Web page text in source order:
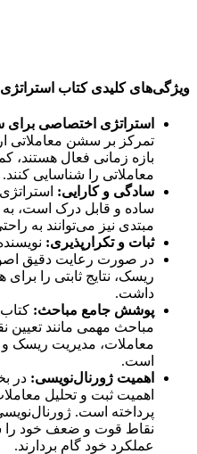
ویژگی‌های کلیدی کتاب
استراتژی اختصاصی برای
تمرکز بر سشن معاملاتی
بازه زمانی فعال هستند،
معاملاتی را شناسایی کنند.
سادگی و کارایی:
ساده و قابل درک است،
مبتدی نیز می‌توانند به
ثبات و تکرارپذیری:
در صورت رعایت دقیق
ریسک، نتایج ثابتی را
داشت.
پوشش جامع مباحث: کتاب
مباحث مهمی مانند تعیین
معاملات، مدیریت ریسک و
است.
اهمیت ژورنال‌نویسی: در
اهمیت ثبت و تحلیل
پرداخته است.
نقاط قوت و ضعف خود را
عملکرد خود گام بردارند.